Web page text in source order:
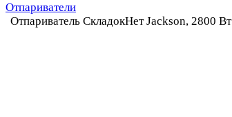
Отпариватели
Отпариватель СкладокНет Jackson, 2800 Вт